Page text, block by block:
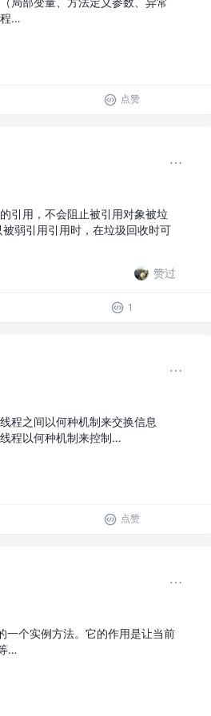
…
点赞
引用，不会阻止被引用对象被垃
弱引用引用时，在垃圾回收时可
赞过
1
程之间以何种机制来交换信息
程以何种机制来控制…
点赞
⼀个实例⽅法。它的作⽤是让当前
…